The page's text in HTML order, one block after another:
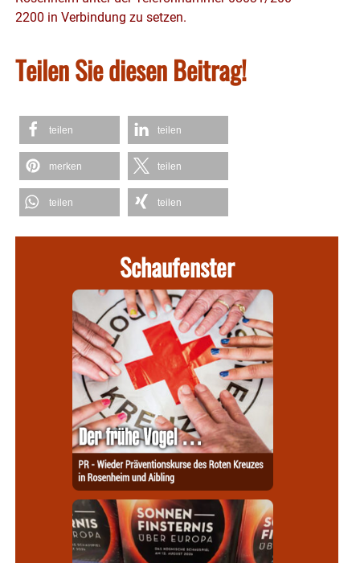
2200 in Verbindung zu setzen.
Teilen Sie diesen Beitrag!
teilen teilen
merken teilen
teilen teilen
Schaufenster